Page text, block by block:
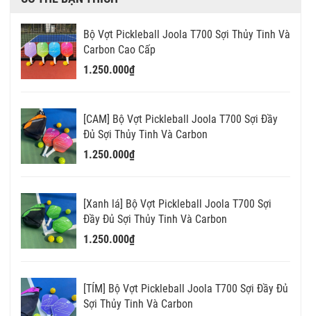
Bộ Vợt Pickleball Joola T700 Sợi Thủy Tinh Và
Carbon Cao Cấp
1.250.000₫
[CAM] Bộ Vợt Pickleball Joola T700 Sợi Đầy
Đủ Sợi Thủy Tinh Và Carbon
1.250.000₫
[Xanh lá] Bộ Vợt Pickleball Joola T700 Sợi
Đầy Đủ Sợi Thủy Tinh Và Carbon
1.250.000₫
[TÍM] Bộ Vợt Pickleball Joola T700 Sợi Đầy Đủ
Sợi Thủy Tinh Và Carbon